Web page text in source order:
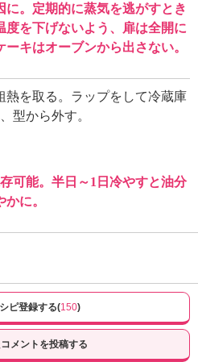
に。定期的に蒸気を逃がすとき
度を下げないよう、扉は全開に
キはオーブンから出さない。
熱を取る。ラップをして冷蔵庫
型から外す。
可能。半日～1日冷やすと油分
に。
ピ登録する(150)
メントを投稿する